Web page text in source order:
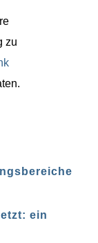
zu
ein